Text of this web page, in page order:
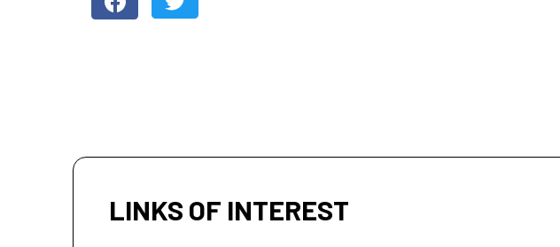
LINKS OF INTEREST